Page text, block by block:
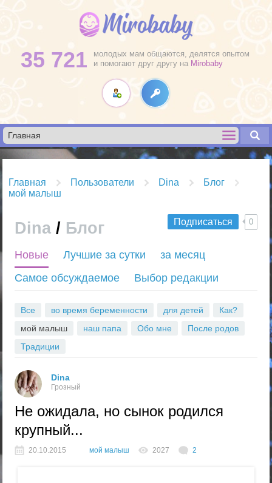
35 721
молодых мам общаются, делятся опытом
и помогают друг другу на Mirobaby
Главная Пользователи Dina
Блог
мой малыш
Подписаться 0
Dina / Блог
S
S
Новые Лучшие за сутки
за месяц
Самое обсуждаемое
Выбор редакции
Все во время беременности для детей
Как?
мой малыш
наш папа Обо мне
После родов
Традиции
Dina
Грозный
Не ожидала, но сынок родился
крупный...
20.10.2015 мой малыш 2027 2